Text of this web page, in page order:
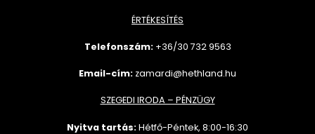
ÉRTÉKESÍTÉS
Telefonszám: +36/30 7329563
Email-cím: zamardi@hethland.hu
SZEGEDI IRODA – PÉNZÜGY
Nyitva tartás:Hétfő-Péntek, 8:00-16:30